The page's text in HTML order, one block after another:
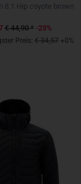
8.1 Hip coyote brown
€ 44,90* -23%
Preis: € 34,57 +0%